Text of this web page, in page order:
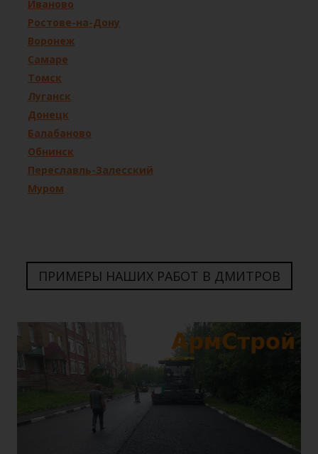
Иваново
Ростове-на-Дону
Воронеж
Самаре
Томск
Луганск
Донецк
Балабаново
Обнинск
Переславль-Залесский
Муром
ПРИМЕРЫ НАШИХ РАБОТ В ДМИТРОВ